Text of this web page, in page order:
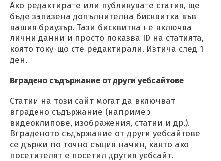
Ако редактирате или публикувате статия, ще
бъде запазена допълнителна бисквитка във
вашия браузър. Тази бисквитка не включва
лични данни и просто показва ID на статията,
която току-що сте редактирали. Изтича след 1
ден.
Вградено съдържание от други уебсайтове
Статии на този сайт могат да включват
вградено съдържание (например
видеоклипове, изображения, статии и др.).
Вграденото съдържание от други уебсайтове
се държи по точно същия начин, както ако
посетителят е посетил другия уебсайт.